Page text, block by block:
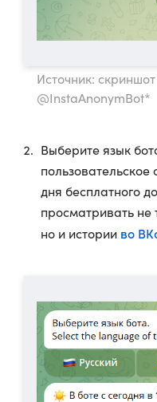
Источник:
@InstaAnonymBot*
Выберите язык
дня бесплатного
просматривать не
но и истории во